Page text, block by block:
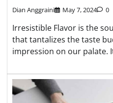
Dian Anggraini May 7, 2024 0
Irresistible Flavor is the
that tantalizes the taste
impression on our palate.